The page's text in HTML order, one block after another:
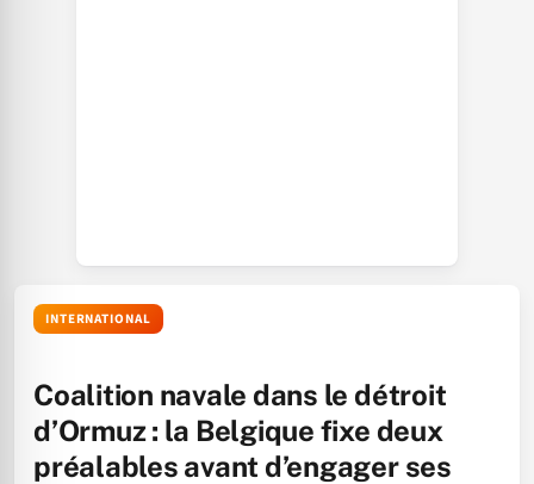
INTERNATIONAL
Coalition navale dans le détroit
d’Ormuz : la Belgique fixe deux
préalables avant d’engager ses